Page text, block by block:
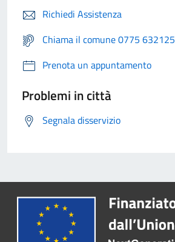
Richiedi Assistenza
Chiama il comune 0775 632125
Prenota un appuntamento
Problemi in città
Segnala disservizio